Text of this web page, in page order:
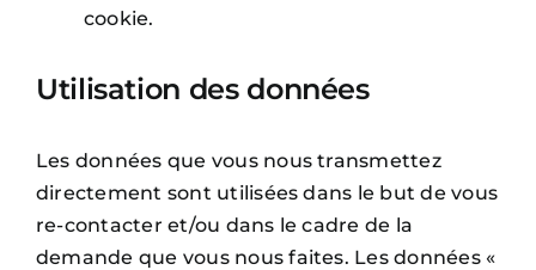
cookie.
Utilisation des données
Les données que vous nous transmettez
directement sont utilisées dans le but de vous
re-contacter et/ou dans le cadre de la
demande que vous nous faites. Les données «